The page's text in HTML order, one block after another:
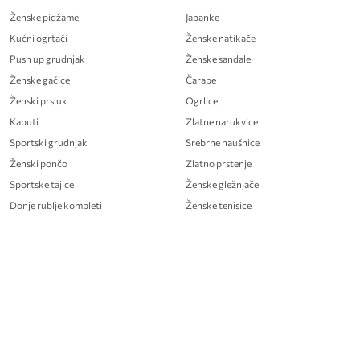
Ženske pidžame
Kućni ogrtači
Push up grudnjak
Ženske gaćice
Ženski prsluk
Kaputi
Sportski grudnjak
Ženski pončo
Sportske tajice
Donje rublje kompleti
Japanke
Ženske natikače
Ženske sandale
Čarape
Ogrlice
Zlatne narukvice
Srebrne naušnice
Zlatno prstenje
Ženske gležnjače
Ženske tenisice